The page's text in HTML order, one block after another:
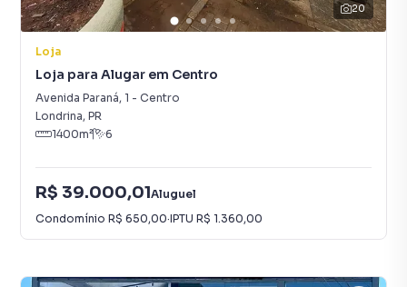
20
Loja
Loja para Alugar em Centro
Avenida Paraná, 1 - Centro
Londrina, PR
1400m² 6
R$ 39.000,01Aluguel
Condomínio R$ 650,00·IPTU R$ 1.360,00